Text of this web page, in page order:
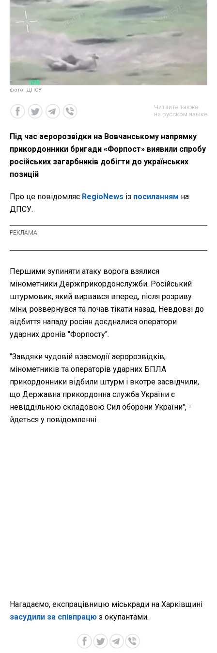
фото: ДПСУ
Читайте также
на русском языке
Під час аеророзвідки на Вовчанському напрямку
прикордонники бригади «Форпост» виявили спробу
російських загарбників добігти до українських
позицій
Про це повідомляє RegioNews із посиланням на
ДПСУ.
Першими зупиняти атаку ворога взялися
мінометники Держприкордонслужби. Російський
штурмовик, який вирвався вперед, після розриву
міни, розвернувся та почав тікати назад. Невдовзі до
відбиття нападу росіян доєдналися оператори
ударних дронів "Форпосту".
"Завдяки чудовій взаємодії аеророзвідків,
мінометників та операторів ударних БПЛА
прикордонники відбили штурм і вкотре засвідчили,
що Державна прикордонна служба України є
невіддільною складовою Сил оборони України", -
йдеться у повідомленні.
Нагадаємо, експрацівницю міськради на Харківщині
засудили за співпрацю з окупантами.